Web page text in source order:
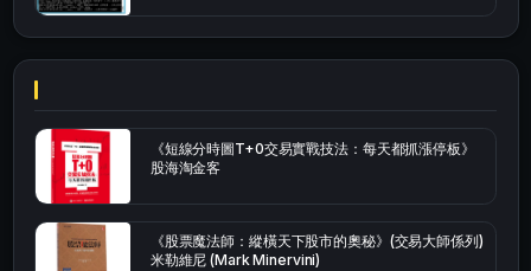
《短線分時圖T+0交易實戰技法：每天都抓漲停板》
股海淘金客
《股票魔法師：縱橫天下股市的奧秘》(交易大師係列)
米勒維尼 (Mark Minervini)